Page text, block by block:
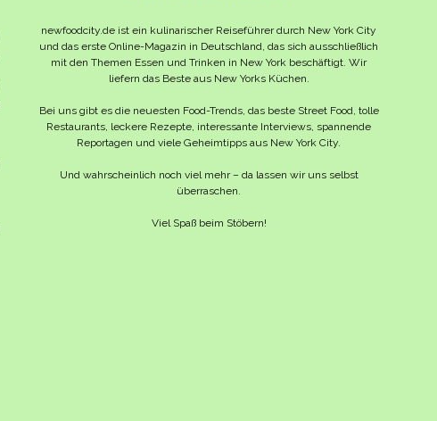
newfoodcity.de ist ein kulinarischer Reiseführer durch New York City
und das erste Online-Magazin in Deutschland, das sich ausschließlich
mit den Themen Essen und Trinken in New York beschäftigt. Wir
liefern das Beste aus New Yorks Küchen.
Bei uns gibt es die neuesten Food-Trends, das beste Street Food, tolle
Restaurants, leckere Rezepte, interessante Interviews, spannende
Reportagen und viele Geheimtipps aus New York City.
Und wahrscheinlich noch viel mehr – da lassen wir uns selbst
überraschen.
Viel Spaß beim Stöbern!